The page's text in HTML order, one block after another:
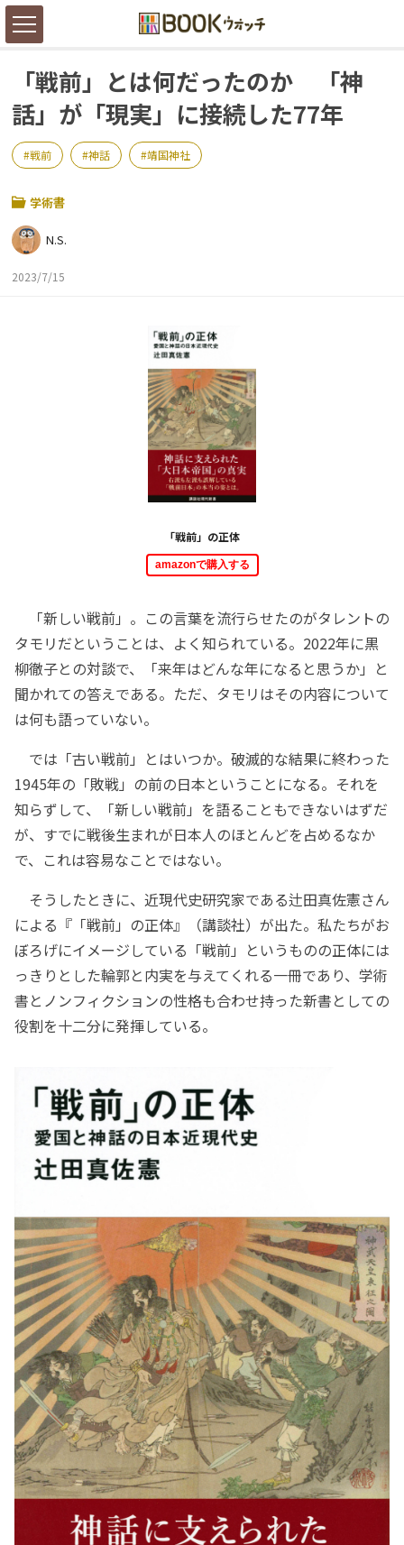
「戦前」とは何だったのか 「神
話」が「現実」に接続した77年
戦前 神話 靖国神社
学術書
N.S.
2023/7/15
「戦前」の正体
amazonで購入する
「新しい戦前」。この言葉を流行らせたのがタレントの
タモリだということは、よく知られている。2022年に黒
柳徹子との対談で、「来年はどんな年になると思うか」と
聞かれての答えである。ただ、タモリはその内容について
は何も語っていない。
では「古い戦前」とはいつか。破滅的な結果に終わった
1945年の「敗戦」の前の日本ということになる。それを
知らずして、「新しい戦前」を語ることもできないはずだ
が、すでに戦後生まれが日本人のほとんどを占めるなか
で、これは容易なことではない。
そうしたときに、近現代史研究家である辻田真佐憲さん
による『「戦前」の正体』（講談社）が出た。私たちがお
ぼろげにイメージしている「戦前」というものの正体には
っきりとした輪郭と内実を与えてくれる一冊であり、学術
書とノンフィクションの性格も合わせ持った新書としての
役割を十二分に発揮している。